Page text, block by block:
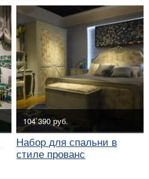
104`390 руб.
Набор для спальни в
стиле прованс